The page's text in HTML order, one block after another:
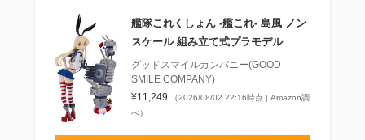
艦隊これくしょん ‐艦これ‐ 島風 ノン
スケール 組み立て式プラモデル
グッドスマイルカンパニー(GOOD
SMILE COMPANY)
¥11,249
（2026/08/02 22:16時点 | Amazon調
べ）